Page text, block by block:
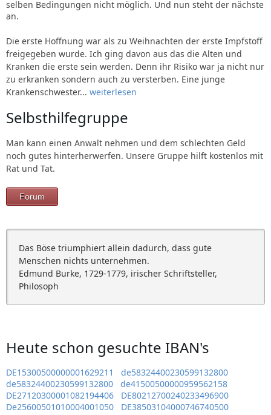
selben Bedingungen nicht möglich. Und nun steht der nächste
an.
Die erste Hoffnung war als zu Weihnachten der erste Impfstoff
freigegeben wurde. Ich ging davon aus das die Alten und
Kranken die erste sein werden. Denn ihr Risiko war ja nicht nur
zu erkranken sondern auch zu versterben. Eine junge
Krankenschwester... weiterlesen
Selbsthilfegruppe
Man kann einen Anwalt nehmen und dem schlechten Geld
noch gutes hinterherwerfen. Unsere Gruppe hilft kostenlos mit
Rat und Tat.
Forum
Das Böse triumphiert allein dadurch, dass gute
Menschen nichts unternehmen.
Edmund Burke, 1729-1779, irischer Schriftsteller,
Philosoph
Heute schon gesuchte IBAN's
DE15300500000001629211
de58324400230599132800
de58324400230599132800
de41500500000959562158
DE27120300001082194406
DE80212700240233496900
De25600501010004001050
DE38503104000746740500